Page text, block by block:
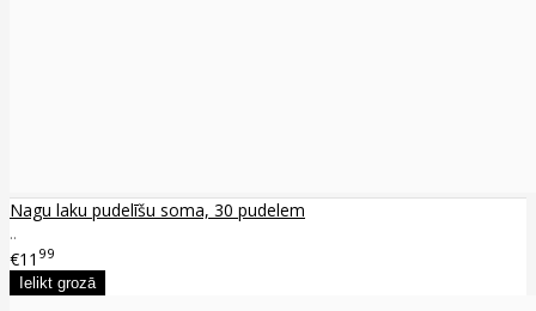
Nagu laku pudelīšu soma, 30 pudelem
..
€11 99